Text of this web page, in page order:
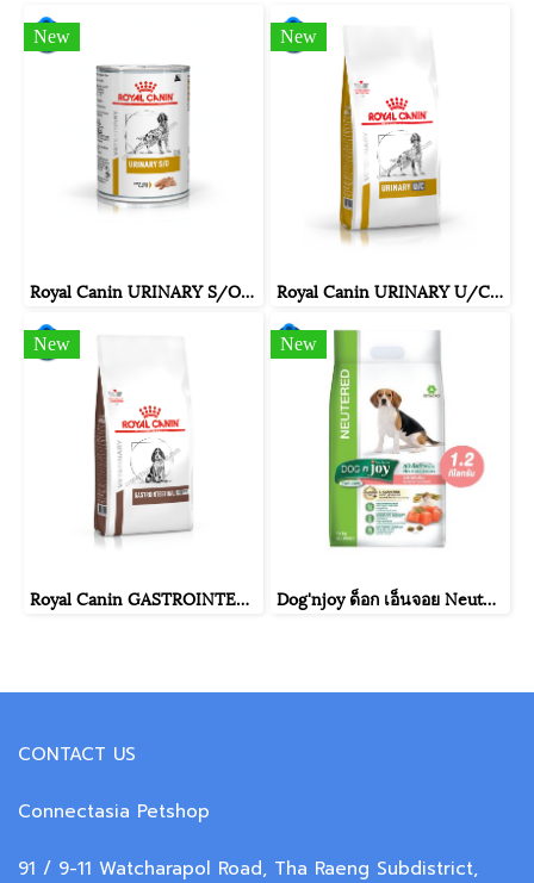
New
Royal Canin URINARY S/O สุนัขโรคนิ่ว สลายนิ่วสตรูไวท์ ขนาดกระป๋อง 410 กรัม
New
Royal Canin URINARY U/C สุนัขโรคนิ่ว ชนิด ยูเรต แซนทีน ซิสทีน ขนาดถุง 2 กิโลกรัม
New
Royal Canin GASTROINTESTINAL PUPPY มีความผิดปกติที่ระบบทางเดินอาหาร ขนาดถุง 1 กิโลกรัม
New
Dog'njoy ด็อก เอ็นจอย Neutered Dog อาหารสุนัขโตทำหมัน รสแซลมอน ขนาด 500 กรัม / 1.5 กิโลกรัม
CONTACT US
Connectasia Petshop
91 / 9-11 Watcharapol Road, Tha Raeng Subdistrict,